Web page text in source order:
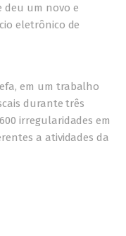
deu um novo e
eletrônico de
em um trabalho
durante três
irregularidades em
a atividades da